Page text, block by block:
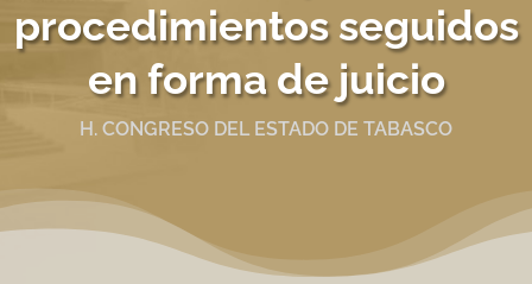
procedimientos seguidos
en forma de juicio
H. CONGRESO DEL ESTADO DE TABASCO